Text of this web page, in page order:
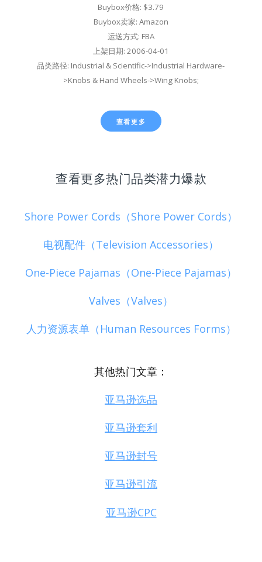
Buybox价格: $3.79
Buybox卖家: Amazon
运送方式: FBA
上架日期: 2006-04-01
品类路径: Industrial & Scientific->Industrial Hardware-
>Knobs & Hand Wheels->Wing Knobs;
查看更多
查看更多热门品类潜力爆款
Shore Power Cords（Shore Power Cords）
电视配件（Television Accessories）
One-Piece Pajamas（One-Piece Pajamas）
Valves（Valves）
人力资源表单（Human Resources Forms）
其他热门文章：
亚马逊选品
亚马逊套利
亚马逊封号
亚马逊引流
亚马逊CPC